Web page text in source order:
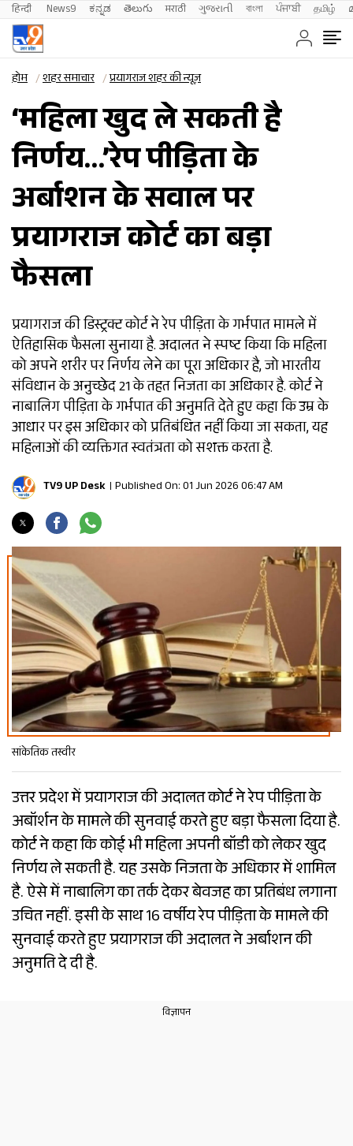
हिन्दी News9 ಕನ್ನಡ తెలుగు मराठी ગુજરાતી বাংলা ਪੰਜਾਬੀ தமிழ்
होम शहर समाचार प्रयागराज शहर की न्यूज़
‘महिला खुद ले सकती है
निर्णय…’रेप पीड़िता के
अर्बाशन के सवाल पर
प्रयागराज कोर्ट का बड़ा
फैसला
प्रयागराज की डिस्ट्रक्ट कोर्ट ने रेप पीड़िता के गर्भपात मामले में
ऐतिहासिक फैसला सुनाया है. अदालत ने स्पष्ट किया कि महिला
को अपने शरीर पर निर्णय लेने का पूरा अधिकार है, जो भारतीय
संविधान के अनुच्छेद 21 के तहत निजता का अधिकार है. कोर्ट ने
नाबालिग पीड़िता के गर्भपात की अनुमति देते हुए कहा कि उम्र के
आधार पर इस अधिकार को प्रतिबंधित नहीं किया जा सकता, यह
महिलाओं की व्यक्तिगत स्वतंत्रता को सशक्त करता है.
TV9 UP Desk Published On: 01 Jun 2026 06:47 AM
सांकेतिक तस्वीर
उत्तर प्रदेश में प्रयागराज की अदालत कोर्ट ने रेप पीड़िता के
अबॉर्शन के मामले की सुनवाई करते हुए बड़ा फैसला दिया है.
कोर्ट ने कहा कि कोई भी महिला अपनी बॉडी को लेकर खुद
निर्णय ले सकती है. यह उसके निजता के अधिकार में शामिल
है. ऐसे में नाबालिग का तर्क देकर बेवजह का प्रतिबंध लगाना
उचित नहीं. इसी के साथ 16 वर्षीय रेप पीड़िता के मामले की
सुनवाई करते हुए प्रयागराज की अदालत ने अर्बाशन की
अनुमति दे दी है.